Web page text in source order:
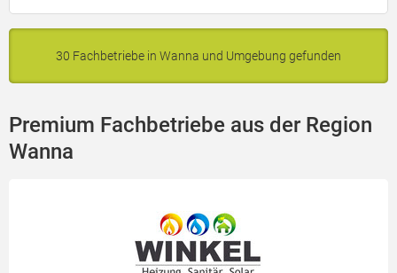
30 Fachbetriebe in Wanna und Umgebung gefunden
Premium Fachbetriebe aus der Region
Wanna